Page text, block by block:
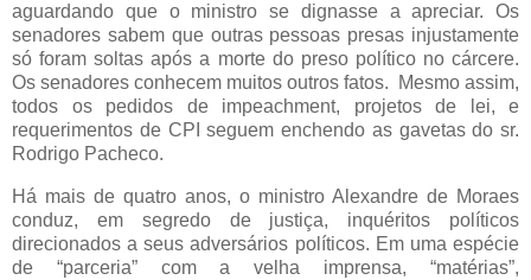
aguardando que o ministro se dignasse a apreciar. Os
senadores sabem que outras pessoas presas injustamente
só foram soltas após a morte do preso político no cárcere.
Os senadores conhecem muitos outros fatos. Mesmo assim,
todos os pedidos de impeachment, projetos de lei, e
requerimentos de CPI seguem enchendo as gavetas do sr.
Rodrigo Pacheco.
Há mais de quatro anos, o ministro Alexandre de Moraes
conduz, em segredo de justiça, inquéritos políticos
direcionados a seus adversários políticos. Em uma espécie
de “parceria” com a velha imprensa, “matérias”,